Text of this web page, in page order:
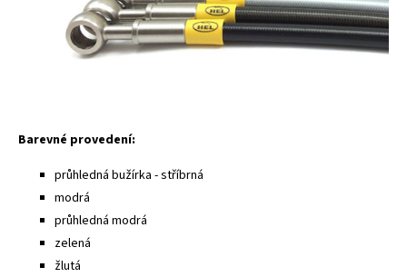
Barevné provedení:
průhledná bužírka - stříbrná
modrá
průhledná modrá
zelená
žlutá